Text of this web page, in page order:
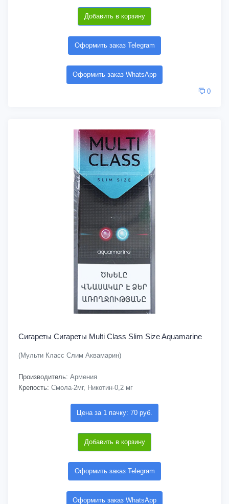
Добавить в корзину
Оформить заказ Telegram
Оформить заказ WhatsApp
0
Сигареты Cигареты Multi Class Slim Size Aquamarine
(Мульти Класс Слим Аквамарин)
Производитель: Армения
Крепость: Смола-2мг, Никотин-0,2 мг
Цена за 1 пачку: 70 руб.
Добавить в корзину
Оформить заказ Telegram
Оформить заказ WhatsApp